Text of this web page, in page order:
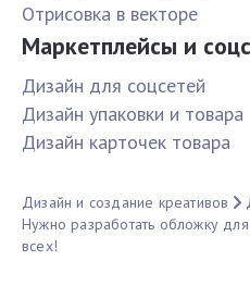
Отрисовка в векторе
Маркетплейсы и
Дизайн для соцсетей
Дизайн упаковки и товара
Дизайн карточек товара
Дизайн и создание креативов
Нужно разработать обложку
всех!